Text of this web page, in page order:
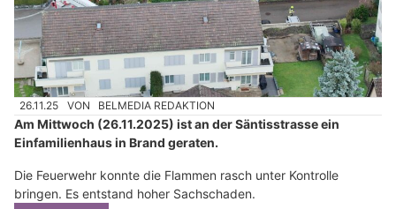
26.11.25 VON BELMEDIA REDAKTION
Am Mittwoch (26.11.2025) ist an der Säntisstrasse ein
Einfamilienhaus in Brand geraten.
Die Feuerwehr konnte die Flammen rasch unter Kontrolle
bringen. Es entstand hoher Sachschaden.